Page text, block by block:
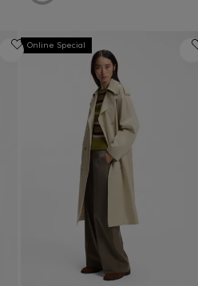
Online Special